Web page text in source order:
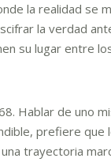
la realidad se
la verdad
su lugar entre
Hablar de uno
prefiere que
trayectoria